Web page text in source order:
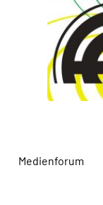
Medienforum